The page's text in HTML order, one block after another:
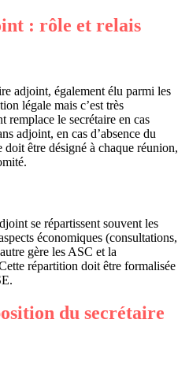
: rôle et relais
adjoint, également élu parmi les
légale mais c’est très
remplace le secrétaire en cas
adjoint, en cas d’absence du
doit être désigné à chaque réunion,
se répartissent souvent les
économiques (consultations,
gère les ASC et la
répartition doit être formalisée
du secrétaire